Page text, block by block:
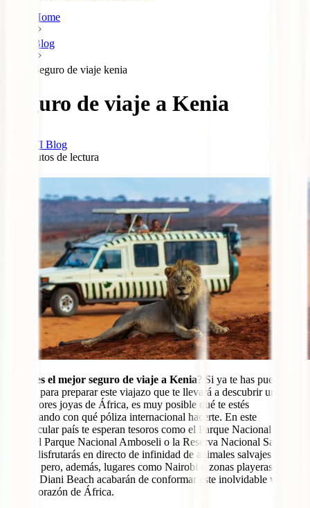
Home
Blog
Seguro de viaje kenia
Seguro de viaje a Kenia
IATI Blog
minutos de lectura
Cuál es el mejor seguro de viaje a Kenia? Si ya te has puesto en
marcha para preparar este viajazo que te llevará a descubrir una de
las mayores joyas de África, es muy posible qué te estés
preguntando con qué póliza internacional hacerte. En este
espectacular país te esperan tesoros como el Parque Nacional Masai
Mara, el Parque Nacional Amboseli o la Reserva Nacional Samburu
donde disfrutarás en directo de infinidad de animales salvajes en
libertad pero, además, lugares como Nairobi o zonas playeras como
Kilifi y Diani Beach acabarán de conformar este inolvidable viaje
por el corazón de África.